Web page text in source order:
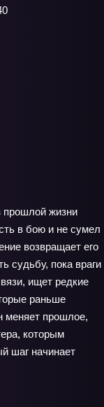
прошлой жизни
в бою и не сумел
возвращает его
судьбу, пока враги
ищет редкие
раньше
меняет прошлое,
которым
шаг начинает